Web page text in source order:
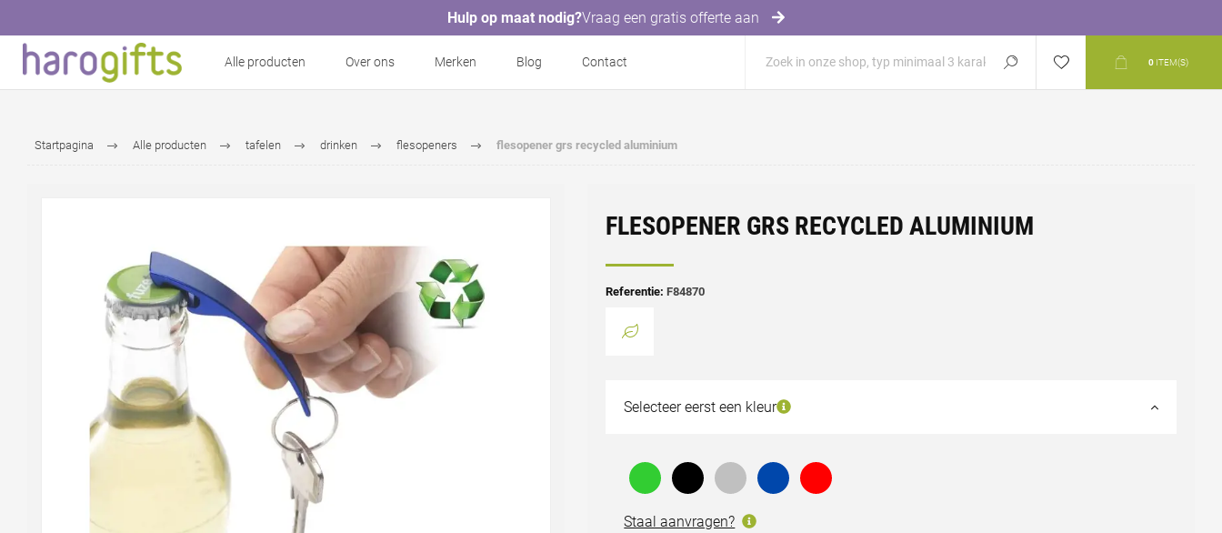
Hulp op maat nodig?Vraag een gratis offerte aan
Alle producten Over ons Merken Blog Contact 0 ITEM(S)
Startpagina Alle producten tafelen drinken flesopeners flesopener grs recycled aluminium
FLESOPENER GRS RECYCLED ALUMINIUM
Referentie: F84870
Selecteer eerst een kleur
Staal aanvragen?